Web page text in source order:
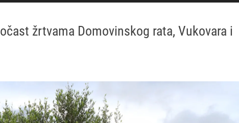
žrtvama Domovinskog rata, Vukovara i